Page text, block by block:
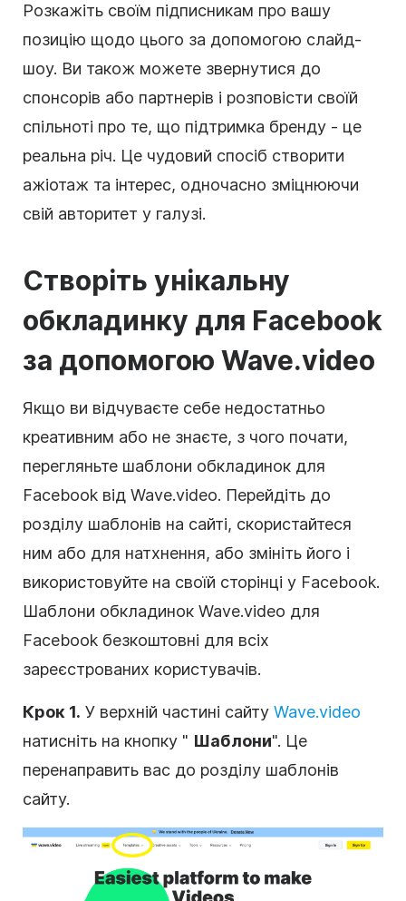
Розкажіть своїм підписникам про вашу
позицію щодо цього за допомогою слайд-
шоу. Ви також можете звернутися до
спонсорів або партнерів і розповісти своїй
спільноті про те, що підтримка бренду - це
реальна річ. Це чудовий спосіб створити
ажіотаж та інтерес, одночасно зміцнюючи
свій авторитет у галузі.
Створіть унікальну
обкладинку для Facebook
за допомогою Wave.video
Якщо ви відчуваєте себе недостатньо
креативним або не знаєте, з чого почати,
перегляньте шаблони обкладинок для
Facebook від Wave.video. Перейдіть до
розділу шаблонів на сайті, скористайтеся
ним або для натхнення, або змініть його і
використовуйте на своїй сторінці у Facebook.
Шаблони обкладинок Wave.video для
Facebook безкоштовні для всіх
зареєстрованих користувачів.
Крок 1. У верхній частині сайту Wave.video
натисніть на кнопку " Шаблони". Це
перенаправить вас до розділу шаблонів
сайту.